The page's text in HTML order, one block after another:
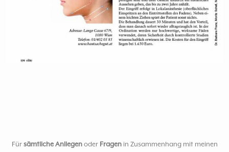
Für sämtliche Anliegenoder Fragenin Zusammenhang mit meinen